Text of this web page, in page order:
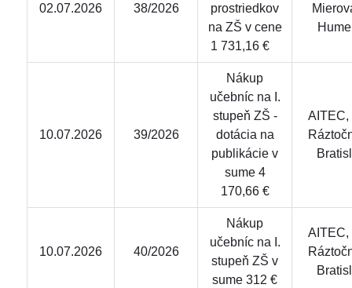
02.07.2026 38/2026
prostriedkov
na ZŠ v cene
1 731,16 €
10.07.2026 39/2026
Nákup
učebníc na I.
stupeň ZŠ -
dotácia na
publikácie v
sume 4
170,66 €
AITEC,
10.07.2026 40/2026
Nákup
učebníc na I.
stupeň ZŠ v
sume 312 €
AITEC,